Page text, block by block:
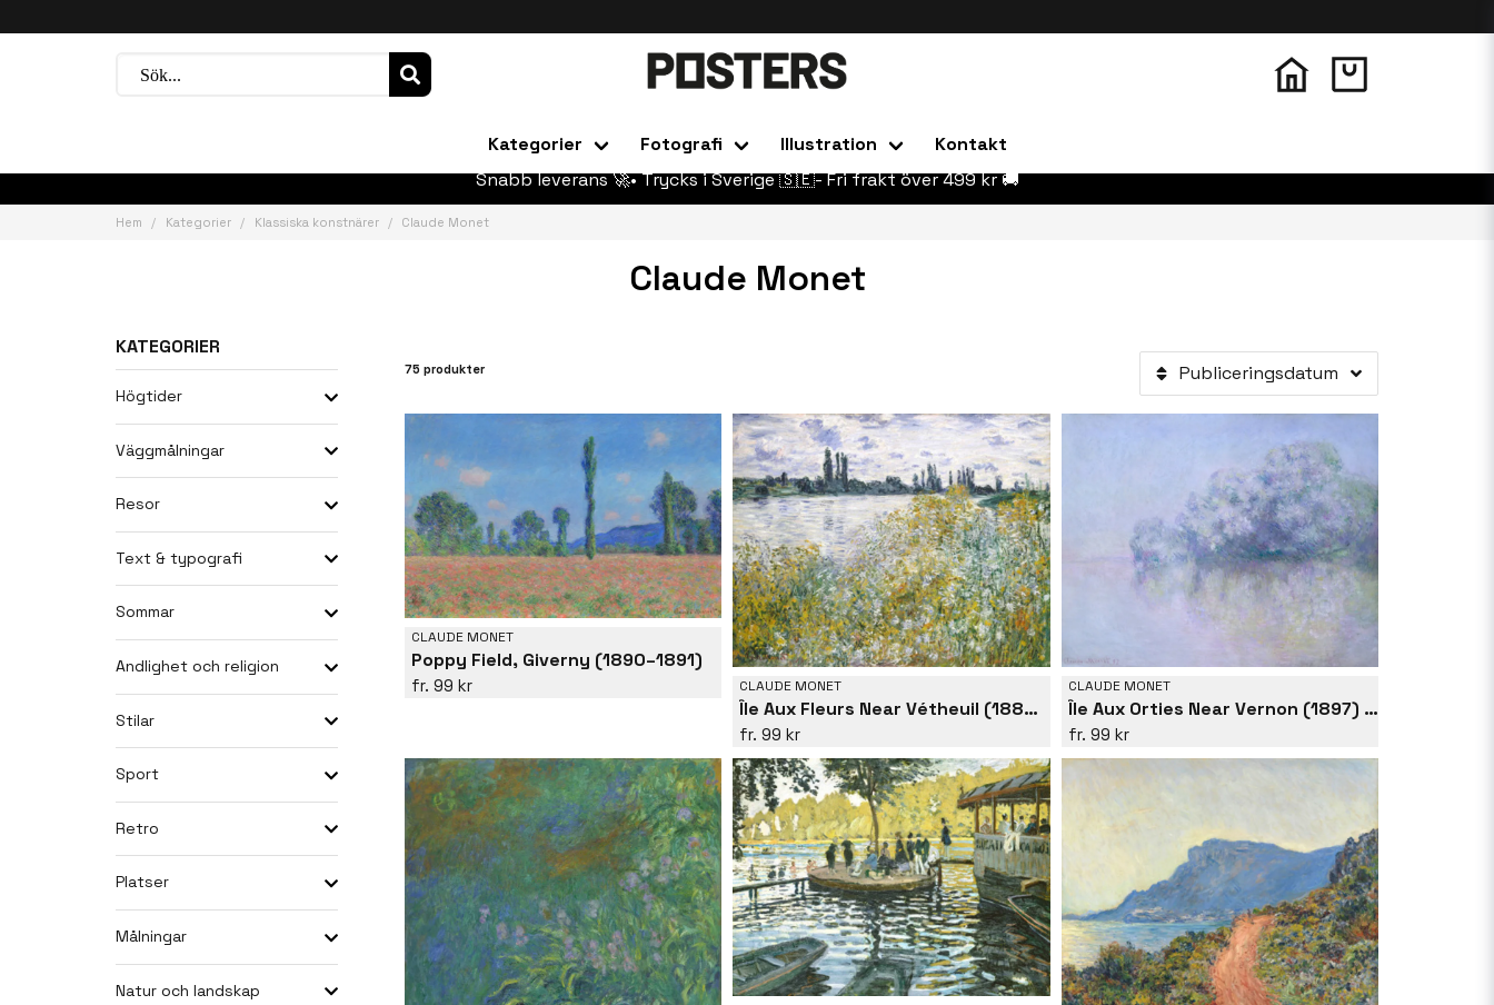
Kategorier Fotografi Illustration
Kontakt
Snabb leverans 🚀• Trycks i Sverige 🇸🇪- Fri frakt över 499 kr 🚚
Hem Kategorier Klassiska konstnärer Claude Monet
Claude Monet
KATEGORIER
Högtider
Väggmålningar
Resor
Text & typografi
Sommar
Andlighet och religion
Stilar
Sport
Retro
Platser
Målningar
Natur och landskap
75 produkter Publiceringsdatum
CLAUDE MONET
Poppy Field, Giverny (1890–1891)
99 kr CLAUDE MONET
Île Aux Fleurs Near Vétheuil (1880) By Claude Monet
99 kr
CLAUDE MONET
Île Aux Orties Near Vernon (1897) By Claude Monet
99 kr